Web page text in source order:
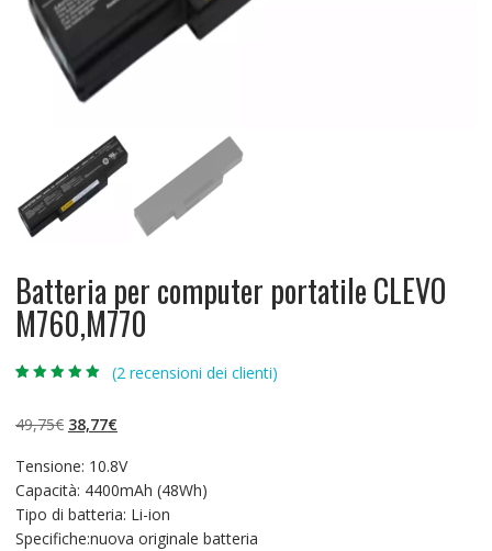
Batteria per computer portatile CLEVO
M760,M770
base di
recensioni
(2 recensioni dei clienti)
49,75€ Il
originale
era:
49,75€.
38,77€Il
attuale
è:
38,77€.
Tensione: 10.8V
Capacità: 4400mAh (48Wh)
Tipo di batteria: Li-ion
Specifiche:nuova originale batteria